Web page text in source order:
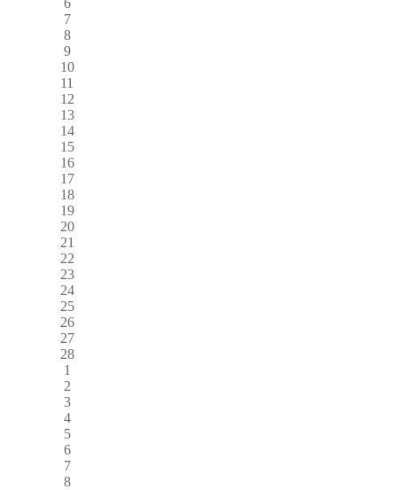
7
8
9
10
11
12
13
14
15
16
17
18
19
20
21
22
23
24
25
26
27
28
1
2
3
4
5
6
7
8